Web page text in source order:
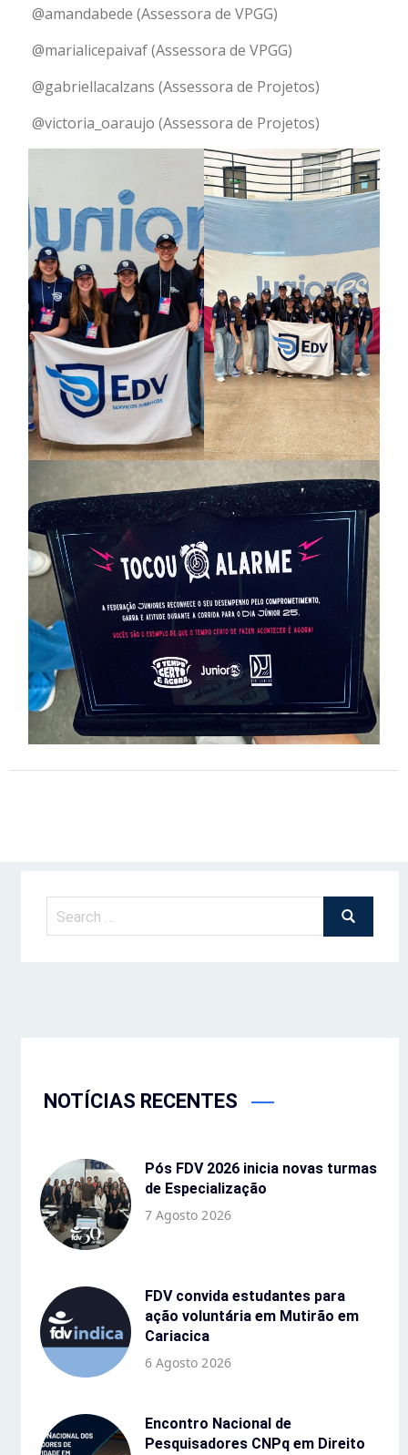
@amandabede (Assessora de VPGG)
@marialicepaivaf (Assessora de VPGG)
@gabriellacalzans (Assessora de Projetos)
@victoria_oaraujo (Assessora de Projetos)
NOTÍCIAS RECENTES
Pós FDV 2026 inicia novas turmas
de Especialização
7 Agosto 2026
FDV convida estudantes para
ação voluntária em Mutirão em
Cariacica
6 Agosto 2026
Encontro Nacional de
Pesquisadores CNPq em Direito